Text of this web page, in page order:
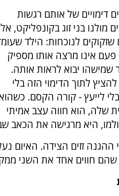
דימויים של אותם רגשות
מולנו בני זוג בקונפליקט,
לנוכחות: הילד
אינו מרצה אותו מספיק
יבוא לראות אותה.
לתוך הדימוי הזה בלי
לייעץ - קורה הקסם.
שלה, הוא חווה עצב אמיתי
היא מרגישה את הכאב
ההגנה זזים הצידה. האיום
חווים אחד את השני